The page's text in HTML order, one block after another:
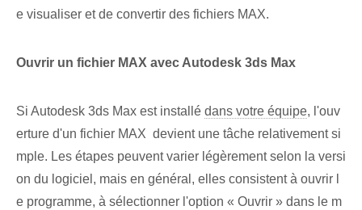
e visualiser et de convertir des fichiers MAX.
Ouvrir un fichier⁤ MAX avec Autodesk ‌3ds Max
Si Autodesk 3ds Max est installé dans votre équipe, l'ouv
erture d'un fichier MAX ‌ devient une tâche relativement si
mple. Les étapes peuvent varier légèrement selon la versi
on⁢ du logiciel, mais en général, elles consistent à ouvrir l
e programme, à sélectionner l'option « Ouvrir » dans le m